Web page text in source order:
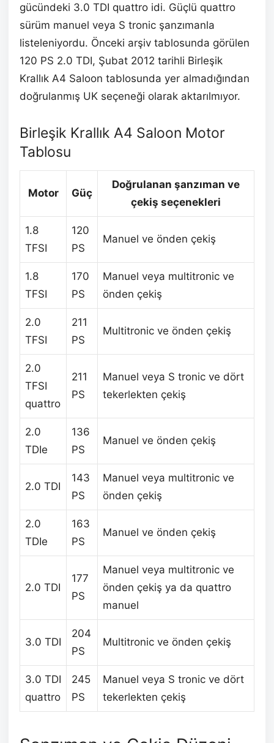
gücündeki 3.0 TDI quattro idi. Güçlü quattro
sürüm manuel veya S tronic şanzımanla
listeleniyordu. Önceki arşiv tablosunda görülen
120 PS 2.0 TDI, Şubat 2012 tarihli Birleşik
Krallık A4 Saloon tablosunda yer almadığından
doğrulanmış UK seçeneği olarak aktarılmıyor.
Birleşik Krallık A4 Saloon Motor
Tablosu
Motor Güç
Doğrulanan şanzıman ve
çekiş seçenekleri
1.8
TFSI
120
PS
Manuel ve önden çekiş
1.8
TFSI
170
PS
Manuel veya multitronic ve
önden çekiş
2.0
TFSI
211
PS
Multitronic ve önden çekiş
2.0
TFSI
quattro
211
PS
Manuel veya S tronic ve dört
tekerlekten çekiş
2.0
TDIe
136
PS
Manuel ve önden çekiş
2.0 TDI
143
PS
Manuel veya multitronic ve
önden çekiş
2.0
TDIe
163
PS
Manuel ve önden çekiş
2.0 TDI
177
PS
Manuel veya multitronic ve
önden çekiş ya da quattro
manuel
3.0 TDI
204
PS
Multitronic ve önden çekiş
3.0 TDI
quattro
245
PS
Manuel veya S tronic ve dört
tekerlekten çekiş